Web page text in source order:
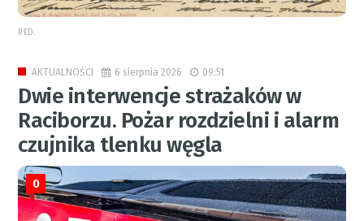
RED.
AKTUALNOŚCI 6 sierpnia 2026 09:51
Dwie interwencje strażaków w
Raciborzu. Pożar rozdzielni i alarm
czujnika tlenku węgla
0